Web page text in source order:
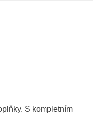
S kompletním